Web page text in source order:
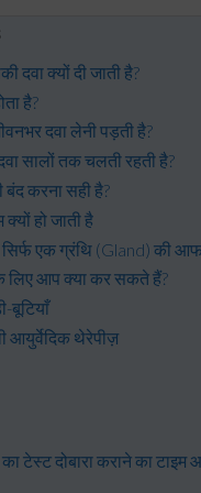
दवा क्यों दी जाती है?
है?
दवा लेनी पड़ती है?
सालों तक चलती रहती है?
बंद करना सही है?
हो जाती है
एक ग्रंथि (Gland) की
लिए आप क्या कर सकते हैं?
बूटियाँ
आयुर्वेदिक थेरेपीज़
टेस्ट दोबारा कराने का टाइम